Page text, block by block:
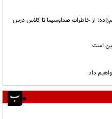
از خاطرات صداوسیما تا کلاس درس
است
داد